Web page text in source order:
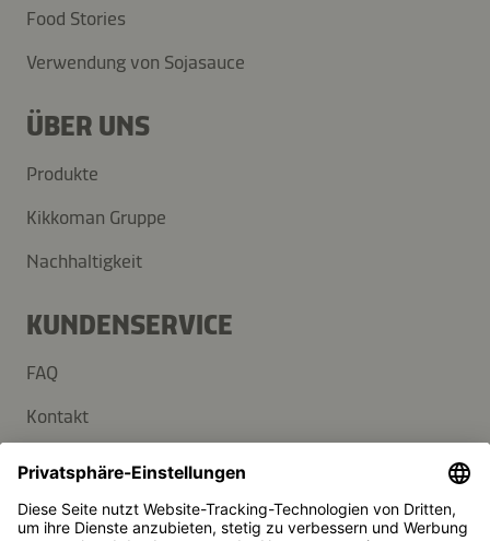
Food Stories
Verwendung von Sojasauce
ÜBER UNS
Produkte
Kikkoman Gruppe
Nachhaltigkeit
KUNDENSERVICE
FAQ
Kontakt
Newsletter
Presse